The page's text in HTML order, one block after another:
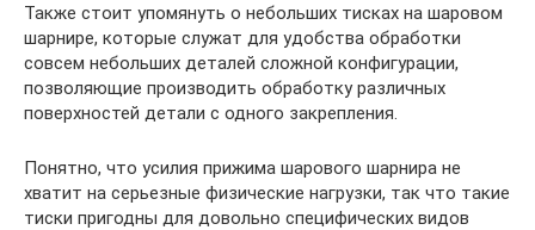
Также стоит упомянуть о небольших тисках на шаровом
шарнире, которые служат для удобства обработки
совсем небольших деталей сложной конфигурации,
позволяющие производить обработку различных
поверхностей детали с одного закрепления.
Понятно, что усилия прижима шарового шарнира не
хватит на серьезные физические нагрузки, так что такие
тиски пригодны для довольно специфических видов